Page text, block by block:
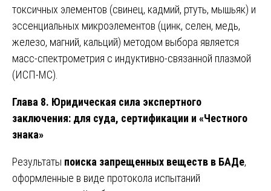
токсичных элементов (свинец, кадмий, ртуть, мышьяк) и
эссенциальных микроэлементов (цинк, селен, медь,
железо, магний, кальций) методом выбора является
масс-спектрометрия с индуктивно-связанной плазмой
(ИСП-МС).
Глава 8. Юридическая сила экспертного
заключения: для суда, сертификации и «Честного
знака»
Результаты поиска запрещенных веществ в БАДе,
оформленные в виде протокола испытаний